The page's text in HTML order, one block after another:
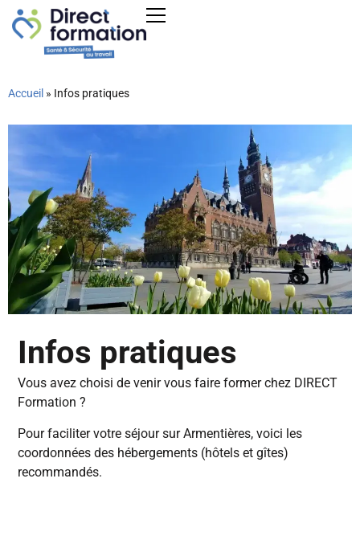
Accueil » Infos pratiques
Infos pratiques​
Vous avez choisi de venir vous faire former chez DIRECT
Formation ?
Pour faciliter votre séjour sur Armentières, voici les
coordonnées des hébergements (hôtels et gîtes)
recommandés.